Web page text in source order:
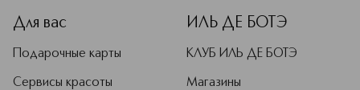
Для вас
Подарочные карты
Сервисы красоты
ИЛЬ ДЕ БОТЭ
КЛУБ ИЛЬ ДЕ БОТЭ
Магазины